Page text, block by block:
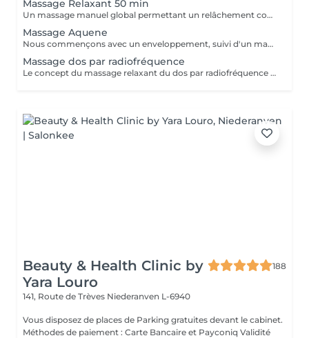
Massage Relaxant 50 min
Un massage manuel global permettant un relâchement complet du corps
Massage Aquene
Nous commençons avec un enveloppement, suivi d'un massage unique. Ce massage, revitalisant et surtout énergisant.
Massage dos par radiofréquence
Le concept du massage relaxant du dos par radiofréquence proposé par NANNIC est une approche innovante qui allie détente profonde et soin technologique avancé. Grâce à l'utilisation de la radiofréquence, ce massage permet de chauffer en douceur les tissus cutanés et sous-cutanés, favorisant une relaxation musculaire optimale tout en stimulant la microcirculation. Cette méthode procure un double bénéfice: -Bien-être immédiat -Soin en profondeur Le massage relaxant du dos par radiofréquence NANNIC est idéal pour les personnes recherchant une expérience de détente haut de gamme associée aux bienfaits esthétiques visibles. C'est un véritable moment de soin holistique, à la fois apaisant pour l'esprit et régénérant pour le corps.
Beauty & Health Clinic by
Yara Louro
188
141, Route de Trèves Niederanven L-6940
Vous disposez de places de Parking gratuites devant le cabinet.
Méthodes de paiement : Carte Bancaire et Payconiq Validité